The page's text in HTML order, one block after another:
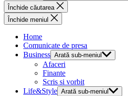
Închide căutarea
Închide meniul
Home
Comunicate de presa
Business Arată sub-meniul
Afaceri
Finante
Scris si vorbit
Life&Style Arată sub-meniul